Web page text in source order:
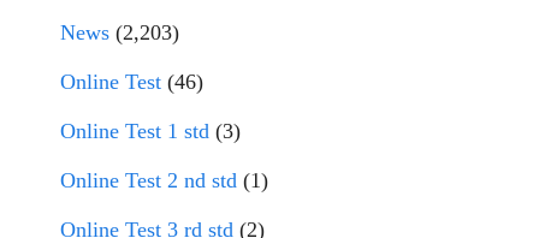
News (2,203)
Online Test (46)
Online Test 1 std (3)
Online Test 2 nd std (1)
Online Test 3 rd std (2)